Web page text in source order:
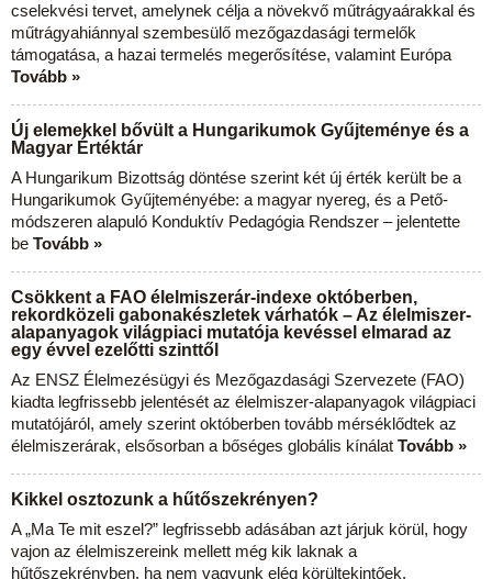
cselekvési tervet, amelynek célja a növekvő műtrágyaárakkal és
műtrágyahiánnyal szembesülő mezőgazdasági termelők
támogatása, a hazai termelés megerősítése, valamint Európa
Tovább »
Új elemekkel bővült a Hungarikumok Gyűjteménye és a
Magyar Értéktár
A Hungarikum Bizottság döntése szerint két új érték került be a
Hungarikumok Gyűjteményébe: a magyar nyereg, és a Pető-
módszeren alapuló Konduktív Pedagógia Rendszer – jelentette
be Tovább »
Csökkent a FAO élelmiszerár-indexe októberben,
rekordközeli gabonakészletek várhatók – Az élelmiszer-
alapanyagok világpiaci mutatója kevéssel elmarad az
egy évvel ezelőtti szinttől
Az ENSZ Élelmezésügyi és Mezőgazdasági Szervezete (FAO)
kiadta legfrissebb jelentését az élelmiszer-alapanyagok világpiaci
mutatójáról, amely szerint októberben tovább mérséklődtek az
élelmiszerárak, elsősorban a bőséges globális kínálat Tovább »
Kikkel osztozunk a hűtőszekrényen?
A „Ma Te mit eszel?” legfrissebb adásában azt járjuk körül, hogy
vajon az élelmiszereink mellett még kik laknak a
hűtőszekrényben, ha nem vagyunk elég körültekintőek.